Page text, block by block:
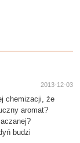
2013-12-03
chemizacji, że
aromat?
budzi